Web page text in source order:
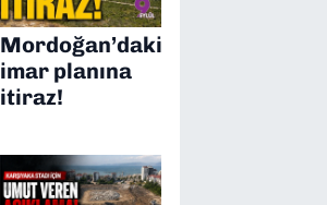
Mordoğan’daki
imar planına
itiraz!